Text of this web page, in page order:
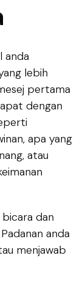
anda
lebih
pertama
dengan
apa yang
atau
dan
anda
menjawab